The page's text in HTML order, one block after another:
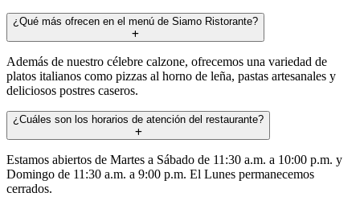
¿Qué más ofrecen en el menú de Siamo Ristorante?
Además de nuestro célebre calzone, ofrecemos una variedad de
platos italianos como pizzas al horno de leña, pastas artesanales y
deliciosos postres caseros.
¿Cuáles son los horarios de atención del restaurante?
Estamos abiertos de Martes a Sábado de 11:30 a.m. a 10:00 p.m. y
Domingo de 11:30 a.m. a 9:00 p.m. El Lunes permanecemos
cerrados.